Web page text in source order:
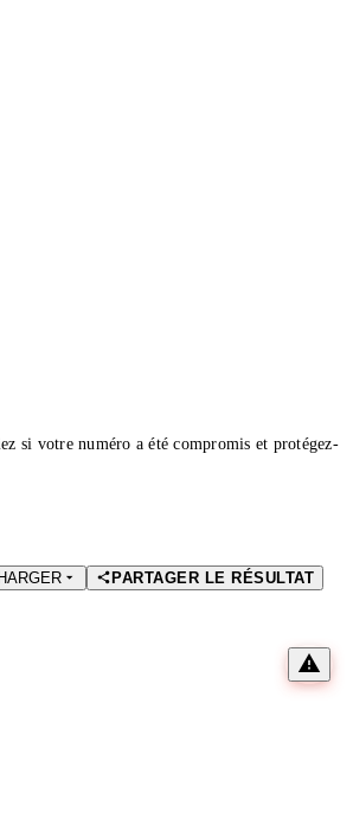
si votre numéro a été compromis et protégez-
PARTAGER LE RÉSULTAT